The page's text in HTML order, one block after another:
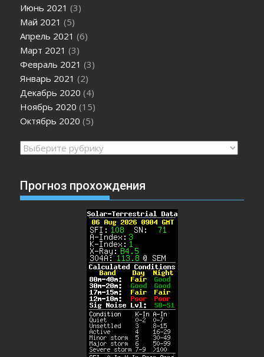
Июнь 2021 (3)
Май 2021 (5)
Апрель 2021 (6)
Март 2021 (3)
Февраль 2021 (3)
Январь 2021 (2)
Декабрь 2020 (4)
Ноябрь 2020 (15)
Октябрь 2020 (5)
Рубрики
Прогноз прохождения